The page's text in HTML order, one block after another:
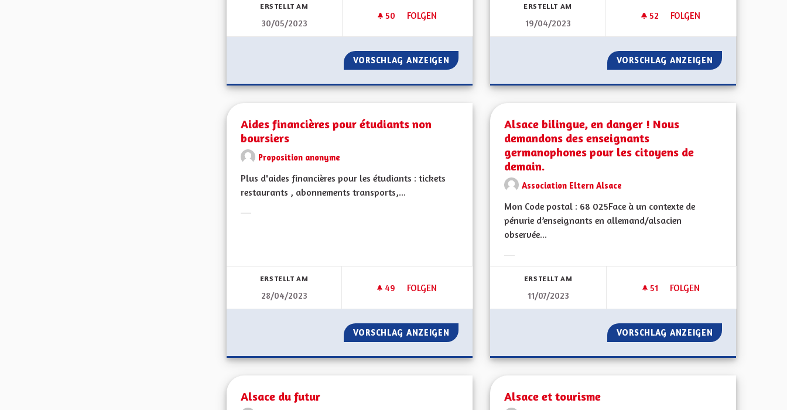
ERSTELLT AM
30/05/2023
50 50 FOLLOWER
FOLGEN
AGIR ENSEMBLE POUR LUTTER CONTRE L'ILLETTRISME ET L'ILLECTRONISME
VORSCHLAG ANZEIGEN AGIR ENSEMBLE POUR LUTTER CONTRE L'ILLETTRISME ET L'ILLECTRONISME
ERSTELLT AM
19/04/2023
52 52 FOLLOWER
FOLGEN
AIDE AUX PERSONNES ÂGÉES
VORSCHLAG ANZEIGEN AIDE AUX
Aides financières pour étudiants non
boursiers
Proposition anonyme
Plus d'aides financières pour les étudiants : tickets
restaurants , abonnements transports,...
ERSTELLT AM
28/04/2023
49 49 FOLLOWER
FOLGEN
AIDES FINANCIÈRES POUR ÉTUDIANTS NON BOURSIERS
VORSCHLAG ANZEIGEN AIDES FINANCIÈRES POUR ÉTUDIANTS NON BOURSIERS
Alsace bilingue, en danger ! Nous
demandons des enseignants
germanophones pour les citoyens de
demain.
Association Eltern Alsace
Mon Code postal : 68 025Face à un contexte de
pénurie d’enseignants en allemand/alsacien
observée...
ERSTELLT AM
11/07/2023
51 51 FOLLOWER
FOLGEN
ALSACE BILINGUE, EN
VORSCHLAG ANZEIGEN ALSACE
Alsace du futur Alsace et tourisme